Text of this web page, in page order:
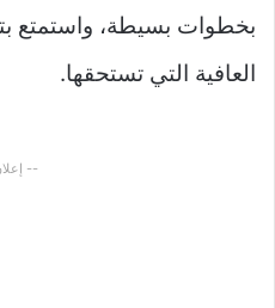
بخطوات بسيطة، واستمتع
العافية التي تستحقها.
--